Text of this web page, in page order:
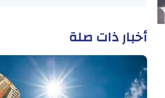
أخبار ذات صلة